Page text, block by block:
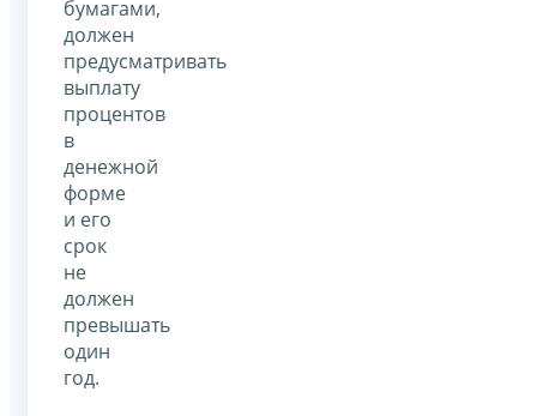
бумагами,
должен
предусматривать
выплату
процентов
в
денежной
форме
и его
срок
не
должен
превышать
один
год.